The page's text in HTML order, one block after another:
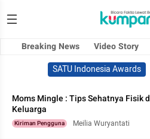
Breaking News Video Story
SATU Indonesia Awards
Moms Mingle : Tips Sehatnya Fisik
Keluarga
Kiriman Pengguna Meilia Wuryantati